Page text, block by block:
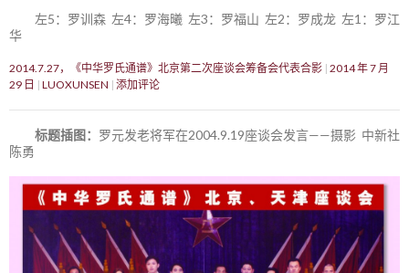
左5：罗训森 左4：罗海曦 左3：罗福山 左2：罗成龙 左1：罗江
华
2014.7.27，《中华罗氏通谱》北京第二次座谈会筹备会代表合影 2014 年 7 月
29 日
LUOXUNSEN 添加评论
标题插图： 罗元发老将军在2004.9.19座谈会发言——摄影 中新社
陈勇